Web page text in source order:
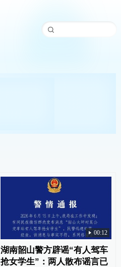
00:12
湖南韶山警方辟谣“有人驾车
抢女学生”：两人散布谣言已